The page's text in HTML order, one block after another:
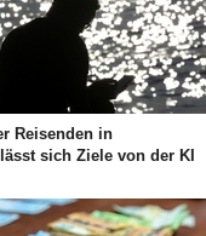
Reisenden in
sich Ziele von der KI